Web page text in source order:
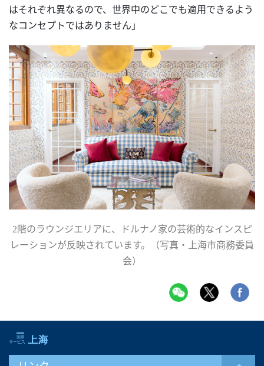
はそれぞれ異なるので、世界中のどこでも適用できるよう
なコンセプトではありません」
2 階のラウンジエリアに、ドルナノ家の芸術的なインスピ
レーションが反映されています。
（写真・上海市商務委員
会）